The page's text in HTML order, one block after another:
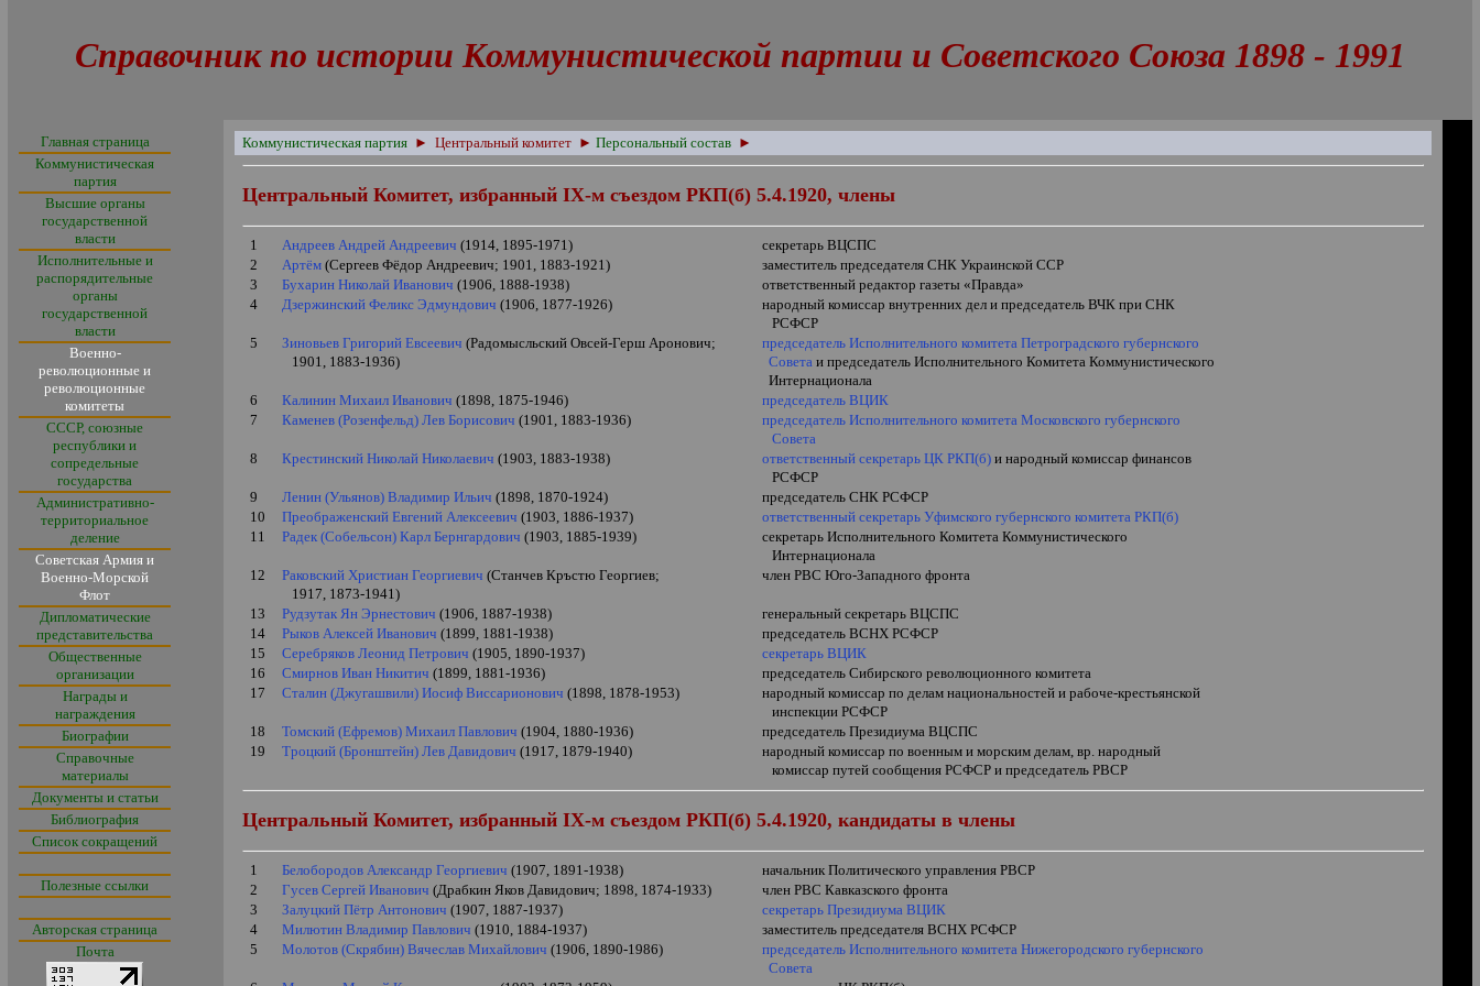
Справочник по истории Коммунистической партии и Советского Союза 1898 - 1991
Главная страница
Коммунистическая
партия
Высшие органы
государственной
власти
Исполнительные и
распорядительные
органы
государственной
власти
Военно-
революционные и
революционные
комитеты
СССР, союзные
республики и
сопредельные
государства
Административно-
территориальное
деление
Советская Армия и
Военно-Морской
Флот
Дипломатические
представительства
Общественные
организации
Награды и
награждения
Биографии
Справочные
материалы
Документы и статьи
Библиография
Список сокращений
Полезные ссылки
Авторская страница
Почта
Коммунистическая партия ► Центральный комитет ► Персональный состав ►
Центральный Комитет, избранныйIX-м съездом РКП(б) 5.4.1920, члены
1 Андреев Андрей Андреевич (1914, 1895-1971)
секретарь ВЦСПС
2
Артём (Сергеев Фёдор Андреевич; 1901, 1883-1921)
заместитель председателя СНК Украинской ССР
3
Бухарин Николай Иванович (1906, 1888-1938)
ответственный редактор газеты «Правда»
4
Дзержинский Феликс Эдмундович (1906, 1877-1926)
народный комиссар внутренних дел и председатель ВЧК при СНК
РСФСР
5
Зиновьев Григорий Евсеевич (Радомысльский Овсей-Герш Аронович;
1901, 1883-1936)
председатель Исполнительного комитета Петроградского губернского
Совета и председатель Исполнительного Комитета Коммунистического
Интернационала
6
Калинин Михаил Иванович (1898, 1875-1946)
председатель ВЦИК
7
Каменев (Розенфельд) Лев Борисович (1901, 1883-1936)
председатель Исполнительного комитета Московского губернского
Совета
8
Крестинский Николай Николаевич (1903, 1883-1938) ответственный секретарь ЦК РКП(б) и народный комиссар финансов
РСФСР
9
Ленин (Ульянов) Владимир Ильич (1898, 1870-1924)
председатель СНК РСФСР
10
Преображенский Евгений Алексеевич (1903, 1886-1937)
ответственный секретарь Уфимского губернского комитета РКП(б)
11
Радек (Собельсон) Карл Бернгардович (1903, 1885-1939) секретарьИсполнительного Комитета Коммунистического
Интернационала
12
Раковский Христиан Георгиевич (Станчев Кръстю Георгиев;
1917, 1873-1941)
член РВС Юго-Западного фронта
13 Рудзутак Ян Эрнестович (1906, 1887-1938)
генеральный секретарь ВЦСПС
14
Рыков Алексей Иванович (1899, 1881-1938)
председатель ВСНХ РСФСР
15
Серебряков Леонид Петрович (1905, 1890-1937)
секретарь ВЦИК
16
Смирнов Иван Никитич (1899, 1881-1936)
председатель Сибирского революционного комитета
17
Сталин (Джугашвили) Иосиф Виссарионович (1898, 1878-1953)
народный комиссар по делам национальностей и рабоче-крестьянской
инспекции РСФСР
18
Томский (Ефремов) Михаил Павлович (1904, 1880-1936)
председатель Президиума ВЦСПС
19
Троцкий (Бронштейн) Лев Давидович (1917, 1879-1940)
народный комиссар по военным и морским делам, вр. народный
комиссар путей сообщения РСФСР и председатель РВСР
Центральный Комитет, избранныйIX-м съездом РКП(б) 5.4.1920, кандидаты в члены
1 Белобородов Александр Георгиевич (1907, 1891-1938)
начальник Политического управления РВСР
2
Гусев Сергей Иванович (Драбкин Яков Давидович; 1898, 1874-1933)
член РВС Кавказского фронта
3
Залуцкий Пётр Антонович (1907, 1887-1937)
секретарь Президиума ВЦИК
4
Милютин Владимир Павлович (1910, 1884-1937)
заместитель председателя ВСНХ РСФСР
5
Молотов (Скрябин) Вячеслав Михайлович (1906, 1890-1986)
председатель Исполнительного комитета Нижегородского губернского
Совета